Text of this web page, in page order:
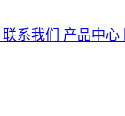
联系我们 产品中心